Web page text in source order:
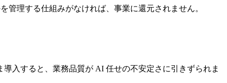
理する仕組みがなければ、事業に還元されません。
入すると、業務品質が AI 任せの不安定さに引きずられま